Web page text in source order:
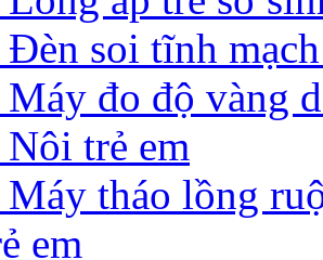
Đèn soi tĩnh
đo độ vàng
trẻ em
tháo lồng
em